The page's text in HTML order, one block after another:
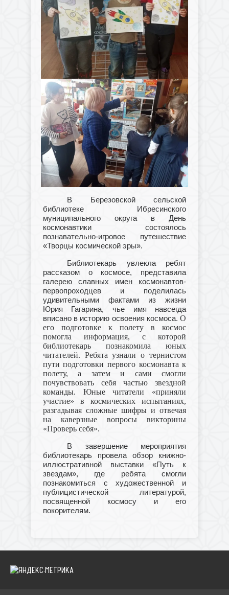
В Березовской сельской
библиотеке Ибресинского
муниципального округа в День
космонавтики состоялось
познавательно-игровое путешествие
«Творцы космической эры».
Библиотекарь увлекла ребят
рассказом о космосе, представила
галерею славных имен космонавтов-
первопроходцев и поделилась
удивительными фактами из жизни
Юрия Гагарина, чье имя навсегда
вписано в историю освоения космоса. О
его подготовке к полету в космос
помогла информация, с которой
библиотекарь познакомила юных
читателей. Ребята узнали о тернистом
пути подготовки первого космонавта к
полету, а затем и сами смогли
почувствовать себя частью звездной
команды. Юные читатели «приняли
участие» в космических испытаниях,
разгадывая сложные шифры и отвечая
на каверзные вопросы викторины
«Проверь себя».
В завершение мероприятия
библиотекарь провела обзор книжно-
иллюстративной выставки «Путь к
звездам», где ребята смогли
познакомиться с художественной и
публицистической литературой,
посвященной космосу и его
покорителям.